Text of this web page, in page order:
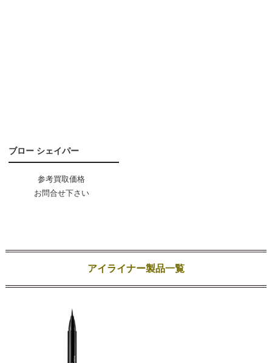
ブロー シェイパー
参考買取価格
お問合せ下さい
アイライナー製品一覧